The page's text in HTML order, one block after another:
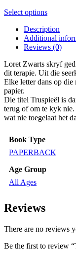
Select optionsThis
has
multiple
variants.
options
may
be
on
the
product
Description
Additional
Reviews (0)
Loret Zwarts skryf
dit terapie. Uit die
Elke letter dans op
papier.
Die titel Truspieël is
terug of om te kyk nie.
wat nie toegelaat het
Book Type
PAPERBACK
Age Group
All Ages
Reviews
There are no reviews
Be the first to review